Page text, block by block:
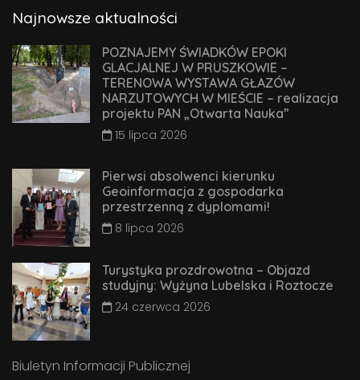
Najnowsze aktualności
POZNAJEMY ŚWIADKÓW EPOKI
GLACJALNEJ W PRUSZKOWIE –
TERENOWA WYSTAWA GŁAZÓW
NARZUTOWYCH W MIEŚCIE – realizacja
projektu PAN „Otwarta Nauka”
15 lipca 2026
Pierwsi absolwenci kierunku
Geoinformacja z gospodarka
przestrzenną z dyplomami!
8 lipca 2026
Turystyka prozdrowotna – Objazd
studyjny: Wyżyna Lubelska i Roztocze
24 czerwca 2026
Biuletyn Informacji Publicznej